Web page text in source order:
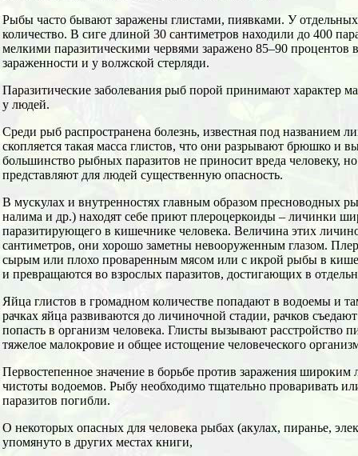
Рыбы часто бывают заражены глистами, пиявками. У
количество. В сиге длиной 30 сантиметров находили до 400
мелкими паразитическими червями заражено 85–90
зараженности и у волжской стерляди.
Паразитические заболевания рыб порой принимают характер
у людей.
Среди рыб распространена болезнь, известная под названием
скопляется такая масса глистов, что они разрывают брюшко и
большинство рыбных паразитов не приносит вреда человеку,
представляют для людей существенную опасность.
В мускулах и внутренностях главным образом пресноводных
налима и др.) находят себе приют плероцеркоиды – личинки
паразитирующего в кишечнике человека. Величина этих
сантиметров, они хорошо заметны невооруженным глазом.
сырым или плохо проваренным мясом или с икрой рыбы в
и превращаются во взрослых паразитов, достигающих в
Яйца глистов в громадном количестве попадают в водоемы и
рачках яйца развиваются до личиночной стадии, рачков
попасть в организм человека. Глисты вызывают расстройство
тяжелое малокровие и общее истощение человеческого
Первостепенное значение в борьбе против заражения широким
чистоты водоемов. Рыбу необходимо тщательно проваривать
паразитов погибли.
О некоторых опасных для человека рыбах (акулах, пиранье,
упомянуто в других местах книги,